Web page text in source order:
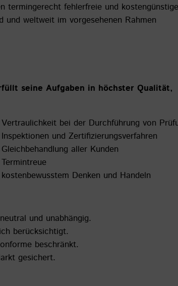
termingerecht fehlerfreie und kostengünstige
und weltweit im vorgesehenen Rahmen
seine Aufgaben in höchster Qualität,
Vertraulichkeit bei der Durchführung von
Inspektionen und Zertifizierungsverfahren
Gleichbehandlung aller Kunden
Termintreue
kostenbewusstem Denken und Handeln
und unabhängig.
berücksichtigt.
beschränkt.
gesichert.